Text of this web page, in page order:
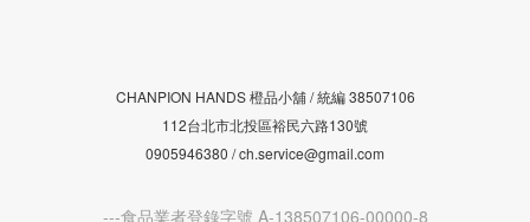
CHANPION HANDS 橙品小舖 /統編38507106
112台北市北投區裕民六路130號
0905946380 / ch.service@gmail.com
---食品業者登錄字號 A-138507106-00000-8